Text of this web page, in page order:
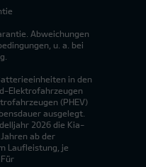
Abweichungen
u. a. bei
in den
Elektrofahrzeugen
(PHEV)
ausgelegt.
2026 die Kia-
ab der
Laufleistung, je